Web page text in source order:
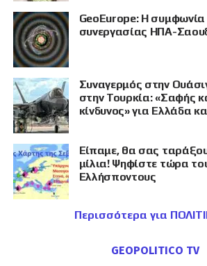
GeoEurope: Η συμφωνία
συνεργασίας ΗΠΑ-
Συναγερμός στην
στην Τουρκία: «Σαφής
κίνδυνος» για Ελλάδα
Είπαμε, θα σας
μίλια! Ψηφίστε τώρα
Ελλήσποντους
Περισσότερα για
GEOPOLITICO TV